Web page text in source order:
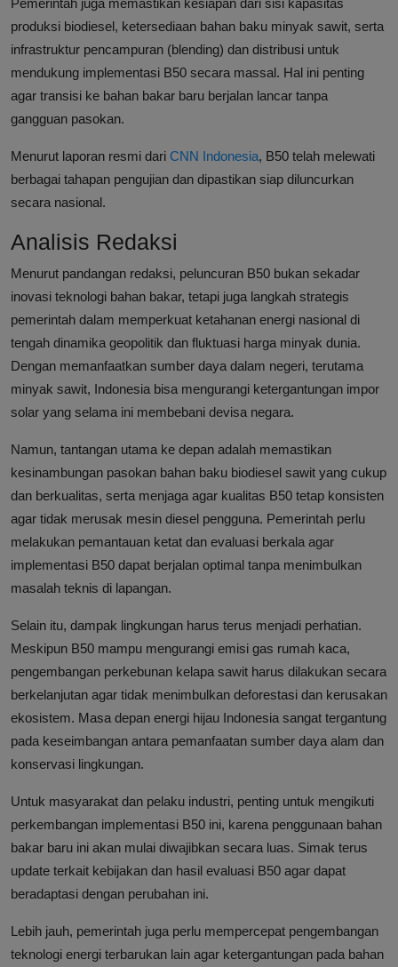
Pemerintah juga memastikan kesiapan dari sisi kapasitas
produksi biodiesel, ketersediaan bahan baku minyak sawit, serta
infrastruktur pencampuran (blending) dan distribusi untuk
mendukung implementasi B50 secara massal. Hal ini penting
agar transisi ke bahan bakar baru berjalan lancar tanpa
gangguan pasokan.
Menurut laporan resmi dari CNN Indonesia, B50 telah melewati
berbagai tahapan pengujian dan dipastikan siap diluncurkan
secara nasional.
Analisis Redaksi
Menurut pandangan redaksi, peluncuran B50 bukan sekadar
inovasi teknologi bahan bakar, tetapi juga langkah strategis
pemerintah dalam memperkuat ketahanan energi nasional di
tengah dinamika geopolitik dan fluktuasi harga minyak dunia.
Dengan memanfaatkan sumber daya dalam negeri, terutama
minyak sawit, Indonesia bisa mengurangi ketergantungan impor
solar yang selama ini membebani devisa negara.
Namun, tantangan utama ke depan adalah memastikan
kesinambungan pasokan bahan baku biodiesel sawit yang cukup
dan berkualitas, serta menjaga agar kualitas B50 tetap konsisten
agar tidak merusak mesin diesel pengguna. Pemerintah perlu
melakukan pemantauan ketat dan evaluasi berkala agar
implementasi B50 dapat berjalan optimal tanpa menimbulkan
masalah teknis di lapangan.
Selain itu, dampak lingkungan harus terus menjadi perhatian.
Meskipun B50 mampu mengurangi emisi gas rumah kaca,
pengembangan perkebunan kelapa sawit harus dilakukan secara
berkelanjutan agar tidak menimbulkan deforestasi dan kerusakan
ekosistem. Masa depan energi hijau Indonesia sangat tergantung
pada keseimbangan antara pemanfaatan sumber daya alam dan
konservasi lingkungan.
Untuk masyarakat dan pelaku industri, penting untuk mengikuti
perkembangan implementasi B50 ini, karena penggunaan bahan
bakar baru ini akan mulai diwajibkan secara luas. Simak terus
update terkait kebijakan dan hasil evaluasi B50 agar dapat
beradaptasi dengan perubahan ini.
Lebih jauh, pemerintah juga perlu mempercepat pengembangan
teknologi energi terbarukan lain agar ketergantungan pada bahan